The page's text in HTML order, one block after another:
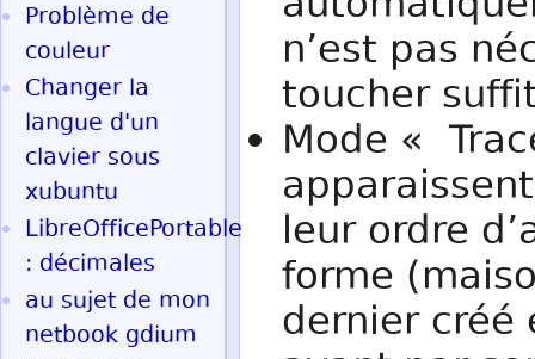
n’est pas
toucher
Mode «
leur ordre
forme
dernier
Problème de
couleur
Changer la
langue d'un
clavier sous
xubuntu
LibreOfficePortable
: décimales
au sujet de mon
netbook gdium